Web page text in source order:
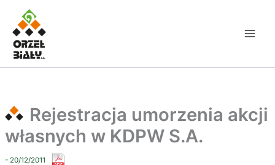
Przejdź
treści
Rejestracja umorzenia akcji
własnych w KDPW S.A.
- 20/12/2011